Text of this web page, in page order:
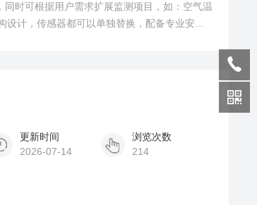
时可根据用户需求扩展监测项目，如：空气温
计，传感器都可以单独替换，配备专业安装
更新时间
2026-07-14
浏览次数
214